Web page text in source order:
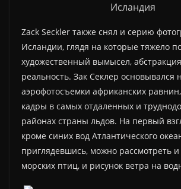
Исландия
Zack Seckler также снял и серию
Исландии, глядя на которые тяжело
художественный вымысел,
реальность. Зак Секлер основывался
аэрофотосъемки африканских
кадры в самых отдаленных и
районах страны льдов. На первый
кроме синих вод Атлантического
приглядевшись, можно рассмотреть
морских птиц, и рисунок ветра на